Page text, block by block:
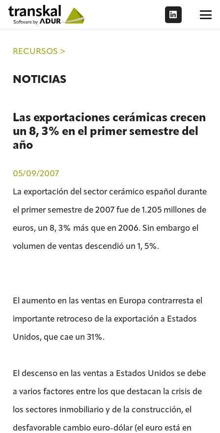
RECURSOS >
NOTICIAS
Las exportaciones cerámicas crecen
un 8, 3% en el primer semestre del
año
05/09/2007
La exportación del sector cerámico español durante
el primer semestre de 2007 fue de 1.205 millones de
euros, un 8, 3% más que en 2006. Sin embargo el
volumen de ventas descendió un 1, 5%.
El aumento en las ventas en Europa contrarresta el
importante retroceso de la exportación a Estados
Unidos, que cae un 31%.
El descenso en las ventas a Estados Unidos se debe
a varios factores entre los que destacan la crisis de
los sectores inmobiliario y de la construcción, el
desfavorable cambio euro-dólar (el euro está en